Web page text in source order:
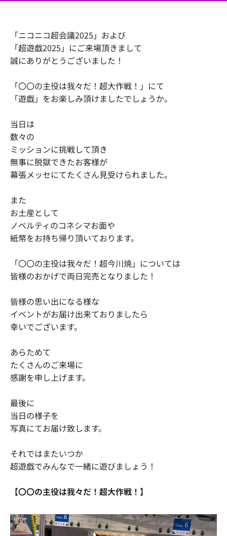
「ニコニコ超会議2025」および
「超遊戯2025」にご来場頂きまして
誠にありがとうございました！
「〇〇の主役は我々だ！超大作戦！」にて
「遊戯」をお楽しみ頂けましたでしょうか。
当日は
数々の
ミッションに挑戦して頂き
無事に脱獄できたお客様が
幕張メッセにてたくさん見受けられました。
また
お土産として
ノベルティのコネシマお面や
紙幣をお持ち帰り頂いております。
「〇〇の主役は我々だ！超今川焼」については
皆様のおかげで両日完売となりました！
皆様の思い出になる様な
イベントがお届け出来ておりましたら
幸いでございます。
あらためて
たくさんのご来場に
感謝を申し上げます。
最後に
当日の様子を
写真にてお届け致します。
それではまたいつか
超遊戯でみんなで一緒に遊びましょう！
【〇〇の主役は我々だ！超大作戦！】